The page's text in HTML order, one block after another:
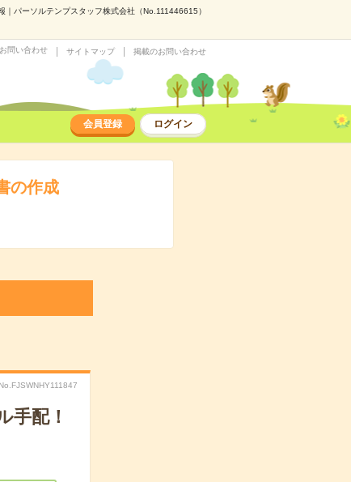
パーソルテンプスタッフ株式会社（No.111446615）
問い合わせ サイトマップ 掲載のお問い合わせ
会員登録 ログイン
の作成
No.FJSWNHY111847
手配！